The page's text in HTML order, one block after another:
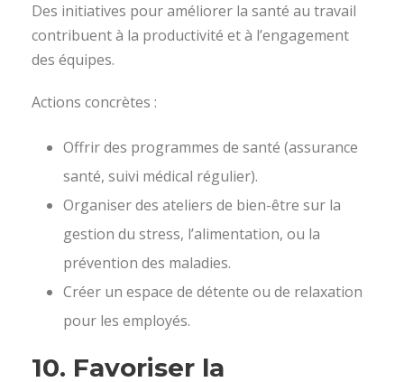
Des initiatives pour améliorer la santé au travail
contribuent à la productivité et à l’engagement
des équipes.
Actions concrètes :
Offrir des programmes de santé (assurance
santé, suivi médical régulier).
Organiser des ateliers de bien-être sur la
gestion du stress, l’alimentation, ou la
prévention des maladies.
Créer un espace de détente ou de relaxation
pour les employés.
10. Favoriser la